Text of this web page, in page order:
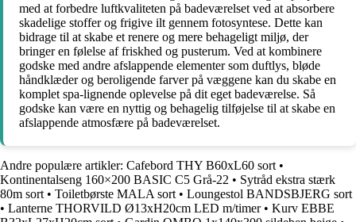
med at forbedre luftkvaliteten på badeværelset ved at absorbere
skadelige stoffer og frigive ilt gennem fotosyntese. Dette kan
bidrage til at skabe et renere og mere behageligt miljø, der
bringer en følelse af friskhed og pusterum. Ved at kombinere
godske med andre afslappende elementer som duftlys, bløde
håndklæder og beroligende farver på væggene kan du skabe en
komplet spa-lignende oplevelse på dit eget badeværelse. Så
godske kan være en nyttig og behagelig tilføjelse til at skabe en
afslappende atmosfære på badeværelset.
Andre populære artikler: Cafebord THY B60xL60 sort •
Kontinentalseng 160×200 BASIC C5 Grå-22 • Sytråd ekstra stærk
80m sort • Toiletbørste MALA sort • Loungestol BANDSBJERG sort
• Lanterne THORVILD Ø13xH20cm LED m/timer• Kurv EBBE